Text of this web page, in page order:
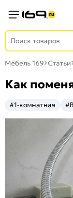
Мебель 169 Статьи
Как
#1-комнатная